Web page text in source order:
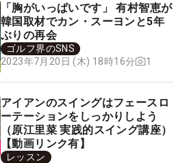
「胸がいっぱいです」 有村智恵が
韓国取材でカン・スーヨンと5年
ぶりの再会
ゴルフ界のSNS
2023年7月20日 (木) 18時16分
1
アイアンのスイングはフェースロ
ーテーションをしっかりしよう
（原江里菜 実践的スイング講座）
【動画リンク有】
レッスン